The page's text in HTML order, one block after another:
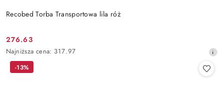
Recobed Torba Transportowa lila róż
Cena
promocyjna:
276.63
Najniższa
cena
Najniższa cena: 317.97
-13%